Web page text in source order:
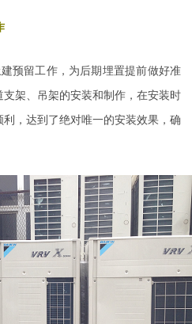
预留工作，为后期埋置提前做好准
架、吊架的安装和制作，在安装时
，达到了绝对唯一的安装效果，确